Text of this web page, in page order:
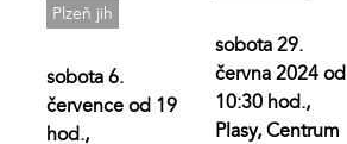
Plzeň jih
sobota 6.
července od 19
hod.,
sobota 29.
června 2024 od
10:30 hod.,
Plasy, Centrum